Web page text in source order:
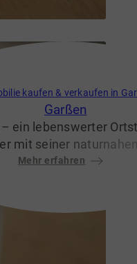
kaufen & verkaufen in
Garßen
ein lebenswerter
mit seiner naturnahen
Infrastruktur und
was
Mehr erfahren